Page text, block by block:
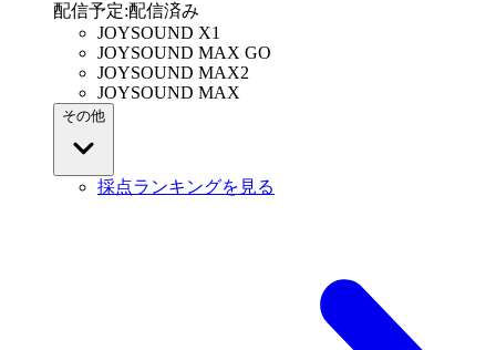
配信予定:配信済み
JOYSOUND X1
JOYSOUND MAX GO
JOYSOUND MAX2
JOYSOUND MAX
その他
採点ランキングを見る